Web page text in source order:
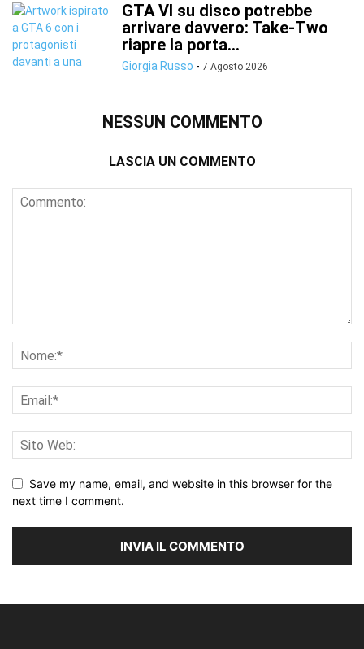
GTA VI su disco potrebbe
arrivare davvero: Take-Two
riapre la porta...
Giorgia Russo - 7 Agosto 2026
NESSUN COMMENTO
LASCIA UN COMMENTO
Save my name, email, and website in this browser for the
next time I comment.